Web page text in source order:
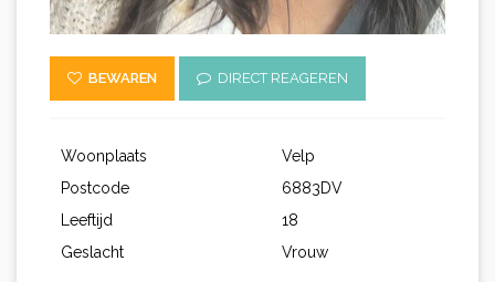
BEWAREN DIRECT REAGEREN
Woonplaats
Velp
Postcode
6883DV
Leeftijd
18
Geslacht
Vrouw